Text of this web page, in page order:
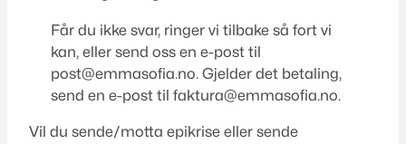
Får du ikke svar, ringer vi tilbake så fort vi
kan, eller send oss en e-post til
post@emmasofia.no. Gjelder det betaling,
send en e-post til faktura@emmasofia.no.
Vil du sende/motta epikrise eller sende